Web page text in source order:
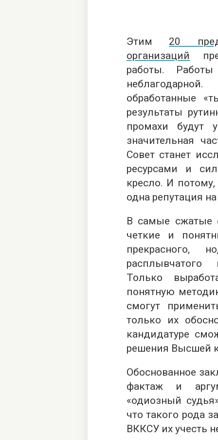
Этим 20
организаций
работы.
обработанные
результаты
промахи будут
значительная
Совет станет
ресурсами и
кресло. И
одна репутация на
В самые сжатые
четкие и
прекрасного,
расплывчатого
Только
понятную
смогут
только их
кандидатуре
решения Высшей
Обоснованное
фактаж и
«одиозный
что такого рода
ВККСУ их учесть